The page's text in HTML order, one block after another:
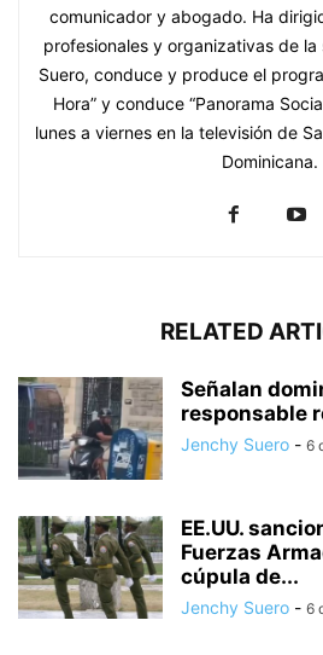
comunicador y abogado. Ha
profesionales y organizativas de
Suero, conduce y produce el
Hora” y conduce “Panorama
lunes a viernes en la televisión de
Dominicana.
RELATED
Señalan
responsable
Jenchy Suero - 6
EE.UU.
Fuerzas
cúpula de...
Jenchy Suero - 6